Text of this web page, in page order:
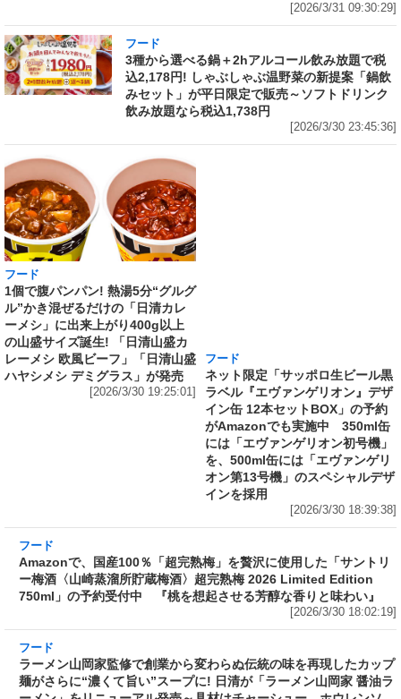
[2026/3/31 09:30:29]
フード
3種から選べる鍋＋2hアルコール飲み放題で税
込2,178円! しゃぶしゃぶ温野菜の新提案「鍋飲
みセット」が平日限定で販売～ソフトドリンク
飲み放題なら税込1,738円
[2026/3/30 23:45:36]
フード
1個で腹パンパン! 熱湯5分“グルグ
ル”かき混ぜるだけの「日清カレ
ーメシ」に出来上がり400g以上
の山盛サイズ誕生! 「日清山盛カ
レーメシ 欧風ビーフ」「日清山盛
ハヤシメシ デミグラス」が発売
[2026/3/30 19:25:01]
には「エヴァンゲリオン初号機」
を、500ml缶には「エヴァンゲリ
オン第13号機」のスペシャルデザ
インを採用
[2026/3/30 18:39:38]
Amazonで、国産100％「超完熟梅」を贅沢に使
用した「サントリー梅酒〈山崎蒸溜所貯蔵梅
酒〉超完熟梅 2026 Limited Edition 750ml」の
予約受付中 『桃を想起させる芳醇な香りと味
[2026/3/30 18:02:19]
フード
ラーメン山岡家監修で創業から変わらぬ伝統の
味を再現したカップ麺がさらに“濃くて旨い”ス
ン」をリニューアル発売～具材はチャーシュ
ー、ホウレンソウ、のり